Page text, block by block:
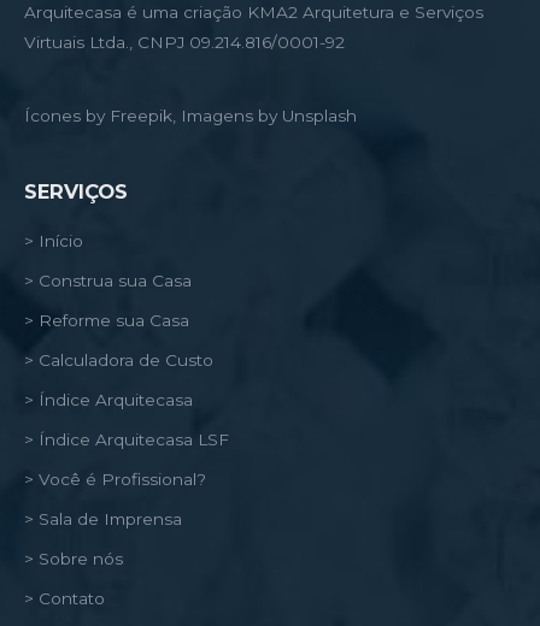
Arquitecasa é uma criação KMA2 Arquitetura e Serviços
Virtuais Ltda., CNPJ 09.214.816/0001-92
Ícones by Freepik, Imagens by Unsplash
SERVIÇOS
> Início
> Construa sua Casa
> Reforme sua Casa
> Calculadora de Custo
> Índice Arquitecasa
> Índice Arquitecasa LSF
> Você é Profissional?
> Sala de Imprensa
> Sobre nós
> Contato